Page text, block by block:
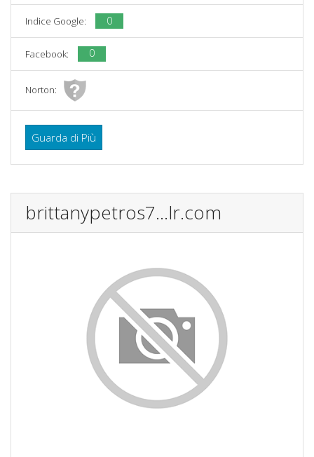
Indice Google: 0
Facebook: 0
Norton:
Guarda di Più
brittanypetros7...lr.com